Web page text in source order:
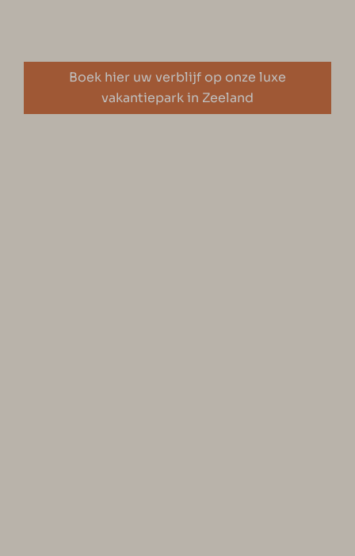
Boek hier uw verblijf op onze luxe
vakantiepark in Zeeland